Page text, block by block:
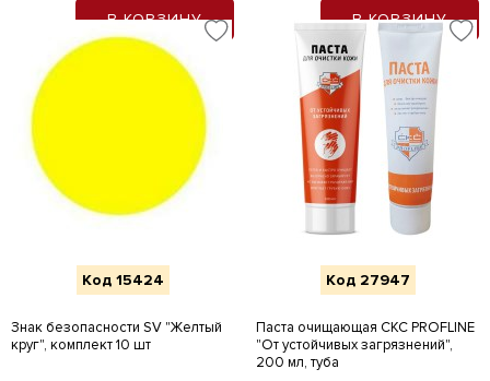
В КОРЗИНУ В КОРЗИНУ
Код 15424
Знак безопасности SV "Желтый
круг", комплект 10 шт
Код 27947
Паста очищающая CKC PROFLINE
"От устойчивых загрязнений",
200 мл, туба